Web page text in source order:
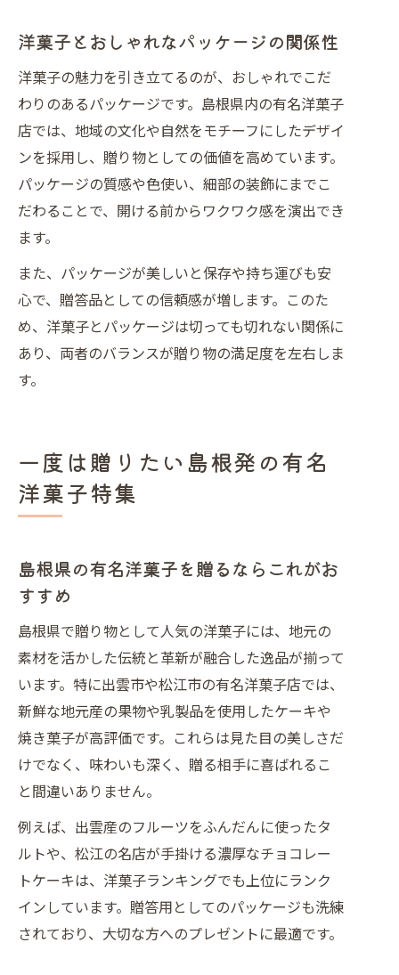
洋菓子とおしゃれなパッケージの関係性
洋菓子の魅力を引き立てるのが、おしゃれでこだ
わりのあるパッケージです。島根県内の有名洋菓子
店では、地域の文化や自然をモチーフにしたデザイ
ンを採用し、贈り物としての価値を高めています。
パッケージの質感や色使い、細部の装飾にまでこ
だわることで、開ける前からワクワク感を演出でき
ます。
また、パッケージが美しいと保存や持ち運びも安
心で、贈答品としての信頼感が増します。このた
め、洋菓子とパッケージは切っても切れない関係に
あり、両者のバランスが贈り物の満足度を左右しま
す。
一度は贈りたい島根発の有名
洋菓子特集
島根県の有名洋菓子を贈るならこれがお
すすめ
島根県で贈り物として人気の洋菓子には、地元の
素材を活かした伝統と革新が融合した逸品が揃って
います。特に出雲市や松江市の有名洋菓子店では、
新鮮な地元産の果物や乳製品を使用したケーキや
焼き菓子が高評価です。これらは見た目の美しさだ
けでなく、味わいも深く、贈る相手に喜ばれるこ
と間違いありません。
例えば、出雲産のフルーツをふんだんに使ったタ
ルトや、松江の名店が手掛ける濃厚なチョコレー
トケーキは、洋菓子ランキングでも上位にランク
インしています。贈答用としてのパッケージも洗練
されており、大切な方へのプレゼントに最適です。